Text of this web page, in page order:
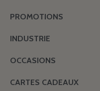
PROMOTIONS
INDUSTRIE
OCCASIONS
CARTES CADEAUX